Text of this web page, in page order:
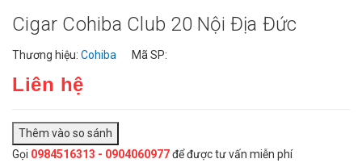
Cigar Cohiba Club 20 Nội Địa Đức
Thương hiệu: Cohiba Mã SP:
Liên hệ
Gọi 0984516313 - 0904060977để được tư vấn miễn phí